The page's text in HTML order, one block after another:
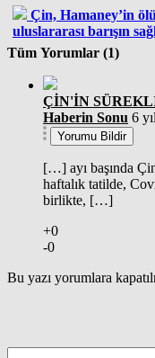
Çin, Hamaney’in
uluslararası barışın
Tüm Yorumlar (1)
ÇİN'İN
Haberin Sonu 6
Yorumu Bildir
[…] ayı başında
haftalık tatilde,
birlikte, […]
+0
-0
Bu yazı yorumlara